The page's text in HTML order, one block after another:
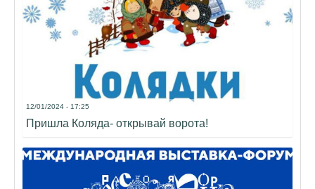
12/01/2024 - 17:25
Пришла Коляда- открывай ворота!